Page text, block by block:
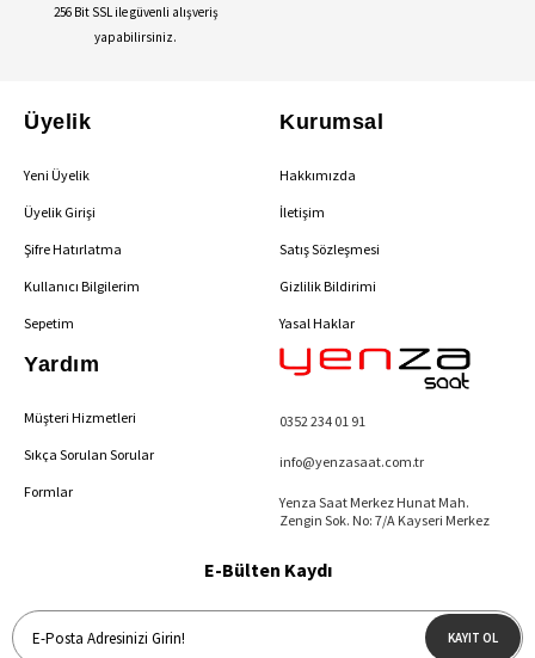
256 Bit SSL ile güvenli alışveriş
yapabilirsiniz.
Üyelik
Yeni Üyelik
Üyelik Girişi
Şifre Hatırlatma
Kullanıcı Bilgilerim
Sepetim
Kurumsal
Hakkımızda
İletişim
Satış Sözleşmesi
Gizlilik Bildirimi
Yasal Haklar
Yardım
Müşteri Hizmetleri
Sıkça Sorulan Sorular
Formlar
0352 234 01 91
info@yenzasaat.com.tr
Yenza Saat Merkez Hunat Mah.
Zengin Sok. No: 7/A Kayseri Merkez
E-Bülten Kaydı
KAYIT OL